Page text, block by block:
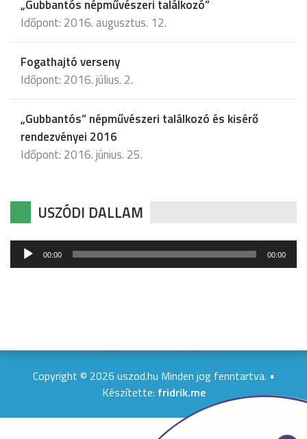
„Gubbantós népművészeri találkozó”
Időpont: 2016. augusztus. 12.
Fogathajtó verseny
Időpont: 2016. július. 2.
„Gubbantós” népművészeri találkozó és kisérő
rendezvényei 2016
Időpont: 2016. június. 25.
USZÓDI DALLAM
Audió
lejátszó
00:00 00:00
Copyright © 2026 uszod.hu Minden jog fenntartva. •
Készítette: fridrik.me